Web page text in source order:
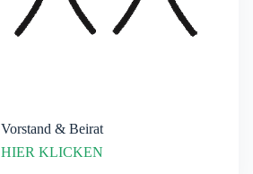
Vorstand & Beirat
HIER KLICKEN